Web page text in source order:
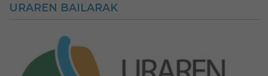
URAREN BAILARAK